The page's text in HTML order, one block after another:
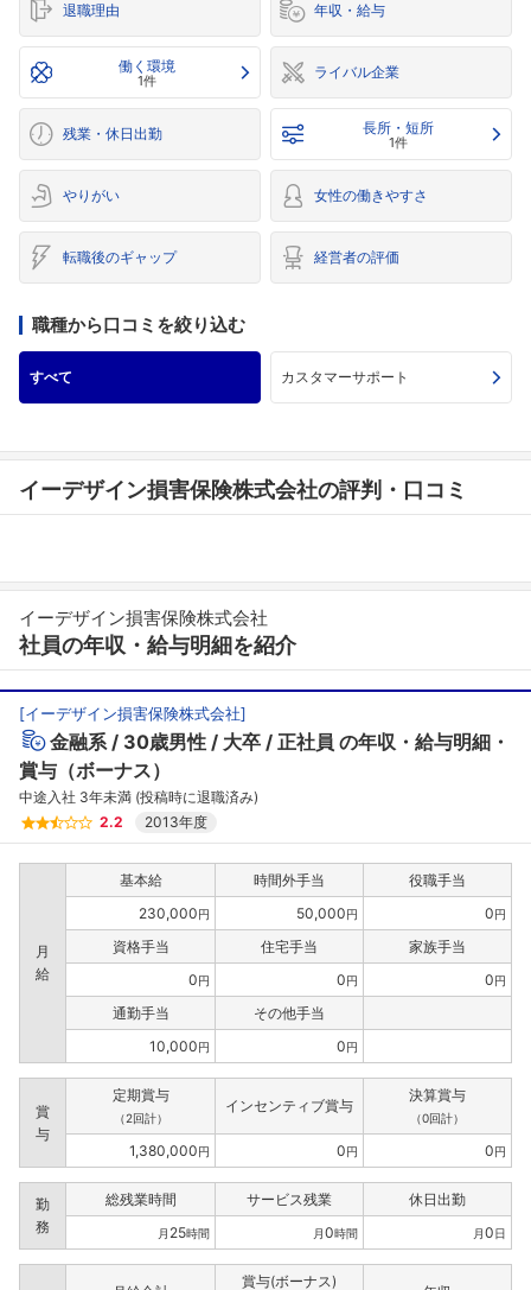
退職理由 年収・給与
働く環境
1件 ライバル企業
残業・休日出勤 長所・短所
1件
やりがい 女性の働きやすさ
転職後のギャップ 経営者の評価
職種から口コミを絞り込む
すべて カスタマーサポート
イーデザイン損害保険株式会社の評判・口コミ
イーデザイン損害保険株式会社
社員の年収・給与明細を紹介
[イーデザイン損害保険株式会社]
金融系 30歳男性 大卒 正社員 の年収・給与明細・
賞与（ボーナス）
中途入社 3年未満 (投稿時に退職済み)
2.2
2013年度
月
給
基本給 時間外手当
役職手当
230,000円 50,000円 0円
資格手当 住宅手当
家族手当
0円 0円 0円
通勤手当
その他手当
10,000円 0円
賞
与
定期賞与
（2回計）
インセンティブ賞与
決算賞与
（0回計）
1,380,000円 0円 0円
勤
務
総残業時間 サービス残業 休日出勤
月 25時間 月0時間 月0日
賞与(ボーナス)